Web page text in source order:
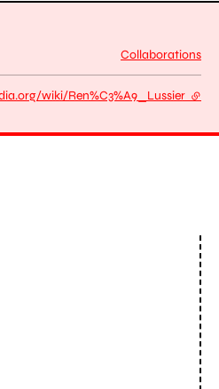
Collaborations
wiki/Ren%C3%A9_Lussier -